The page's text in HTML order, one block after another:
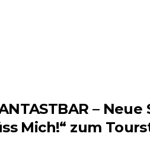
– Neue
Mich!“ zum